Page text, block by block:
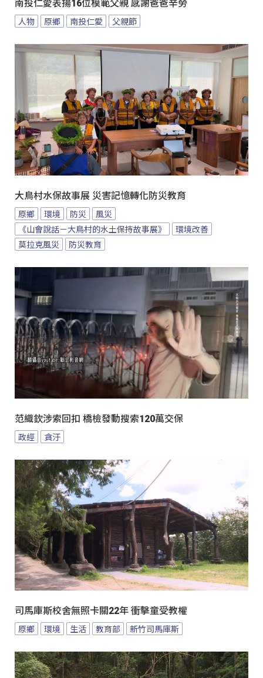
南投仁愛表揚16位模範父親 感謝爸爸辛勞
人物 原鄉 南投仁愛 父親節
大鳥村水保故事展 災害記憶轉化防災教育
原鄉 環境 防災
風災
《山會說話－大鳥村的水土保持故事展》
環境改善
莫拉克風災
防災教育
范織欽涉索回扣 橋檢發動搜索120萬交保
政經 貪汙
司馬庫斯校舍無照卡關22年 衝擊童受教權
原鄉 環境 生活 教育部 新竹司馬庫斯